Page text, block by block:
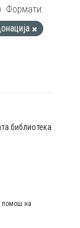
Формати:
библиотека
помош на